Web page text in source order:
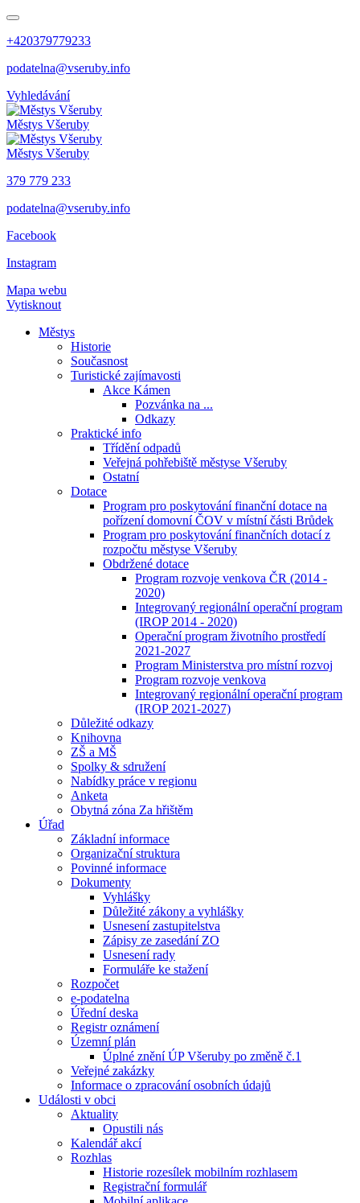
+420379779233
podatelna@vseruby.info
Vyhledávání
Městys Všeruby
Městys Všeruby
379 779 233
podatelna@vseruby.info
Facebook
Instagram
Mapa webu
Vytisknout
Městys
Historie
Současnost
Turistické zajímavosti
Akce Kámen
Pozvánka na ...
Odkazy
Praktické info
Třídění odpadů
Veřejná pohřebiště městyse Všeruby
Ostatní
Dotace
Program pro poskytování finanční dotace na
pořízení domovní ČOV v místní části Brůdek
Program pro poskytování finančních dotací z
rozpočtu městyse Všeruby
Obdržené dotace
Program rozvoje venkova ČR (2014 -
2020)
Integrovaný regionální operační program
(IROP 2014 - 2020)
Operační program životního prostředí
2021-2027
Program Ministerstva pro místní rozvoj
Program rozvoje venkova
Integrovaný regionální operační program
(IROP 2021-2027)
Důležité odkazy
Knihovna
ZŠ a MŠ
Spolky & sdružení
Nabídky práce v regionu
Anketa
Obytná zóna Za hřištěm
Úřad
Základní informace
Organizační struktura
Povinné informace
Dokumenty
Vyhlášky
Důležité zákony a vyhlášky
Usnesení zastupitelstva
Zápisy ze zasedání ZO
Usnesení rady
Formuláře ke stažení
Rozpočet
e-podatelna
Úřední deska
Registr oznámení
Územní plán
Úplné znění ÚP Všeruby po změně č.1
Veřejné zakázky
Informace o zpracování osobních údajů
Události v obci
Aktuality
Opustili nás
Kalendář akcí
Rozhlas
Historie rozesílek mobilním rozhlasem
Registrační formulář